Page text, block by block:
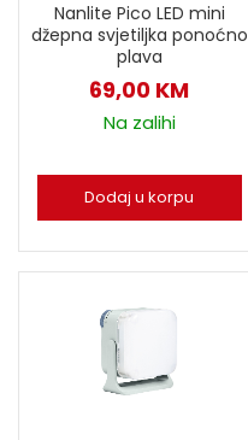
Nanlite Pico LED mini
džepna svjetiljka ponoćno
plava
69,00 KM
Na zalihi
Dodaj u korpu